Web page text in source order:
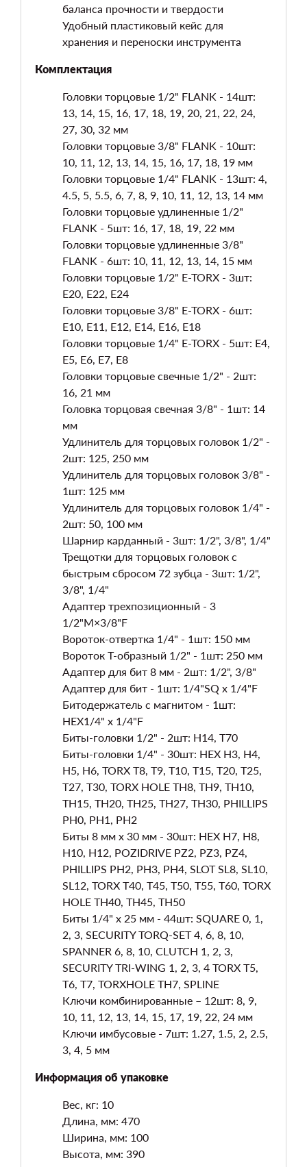
баланса прочности и твердости
Удобный пластиковый кейс для
хранения и переноски инструмента
Комплектация
Головки торцовые 1/2" FLANK - 14шт:
13, 14, 15, 16, 17, 18, 19, 20, 21, 22, 24,
27, 30, 32 мм
Головки торцовые 3/8" FLANK - 10шт:
10, 11, 12, 13, 14, 15, 16, 17, 18, 19 мм
Головки торцовые 1/4" FLANK - 13шт: 4,
4.5, 5, 5.5, 6, 7, 8, 9, 10, 11, 12, 13, 14 мм
Головки торцовые удлиненные 1/2"
FLANK - 5шт: 16, 17, 18, 19, 22 мм
Головки торцовые удлиненные 3/8"
FLANK - 6шт: 10, 11, 12, 13, 14, 15 мм
Головки торцовые 1/2" E-TORX - 3шт:
E20, Е22, Е24
Головки торцовые 3/8" E-TORX - 6шт:
E10, E11, E12, E14, E16, E18
Головки торцовые 1/4" E-TORX - 5шт: E4,
E5, E6, E7, E8
Головки торцовые свечные 1/2" - 2шт:
16, 21 мм
Головка торцовая свечная 3/8" - 1шт: 14
мм
Удлинитель для торцовых головок 1/2" -
2шт: 125, 250 мм
Удлинитель для торцовых головок 3/8" -
1шт: 125 мм
Удлинитель для торцовых головок 1/4" -
2шт: 50, 100 мм
Шарнир карданный - 3шт: 1/2", 3/8", 1/4"
Трещотки для торцовых головок с
быстрым сбросом 72 зубца - 3шт: 1/2",
3/8", 1/4"
Адаптер трехпозиционный - 3
1/2"M×3/8"F
Вороток-отвертка 1/4" - 1шт: 150 мм
Вороток Т-образный 1/2" - 1шт: 250 мм
Адаптер для бит 8 мм - 2шт: 1/2", 3/8"
Адаптер для бит - 1шт: 1/4"SQ x 1/4"F
Битодержатель с магнитом - 1шт:
HEX1/4" x 1/4"F
Биты-головки 1/2" - 2шт: H14, T70
Биты-головки 1/4" - 30шт: HEX H3, H4,
H5, H6, TORX T8, T9, T10, T15, T20, T25,
T27, T30, TORX HOLE TH8, TH9, TH10,
TH15, TH20, TH25, TH27, TH30, PHILLIPS
PH0, PH1, PH2
Биты 8 мм х 30 мм - 30шт: HEX H7, H8,
H10, H12, POZIDRIVE PZ2, PZ3, PZ4,
PHILLIPS PH2, PH3, PH4, SLOT SL8, SL10,
SL12, TORX T40, T45, T50, T55, T60, TORX
HOLE TH40, TH45, TH50
Биты 1/4" х 25 мм - 44шт: SQUARE 0, 1,
2, 3, SECURITY TORQ-SET 4, 6, 8, 10,
SPANNER 6, 8, 10, CLUTCH 1, 2, 3,
SECURITY TRI-WING 1, 2, 3, 4 TORX T5,
T6, T7, TORXHOLE TH7, SPLINE
Ключи комбинированные – 12шт: 8, 9,
10, 11, 12, 13, 14, 15, 17, 19, 22, 24 мм
Ключи имбусовые - 7шт: 1.27, 1.5, 2, 2.5,
3, 4, 5 мм
Информация об упаковке
Вес, кг: 10
Длина, мм: 470
Ширина, мм: 100
Высота, мм: 390